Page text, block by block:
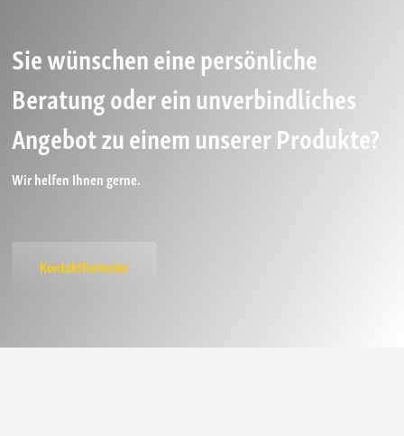
Sie wünschen eine persönliche
Beratung oder ein unverbindliches
Angebot zu einem unserer Produkte?
Wir helfen Ihnen gerne.
Kontaktformular